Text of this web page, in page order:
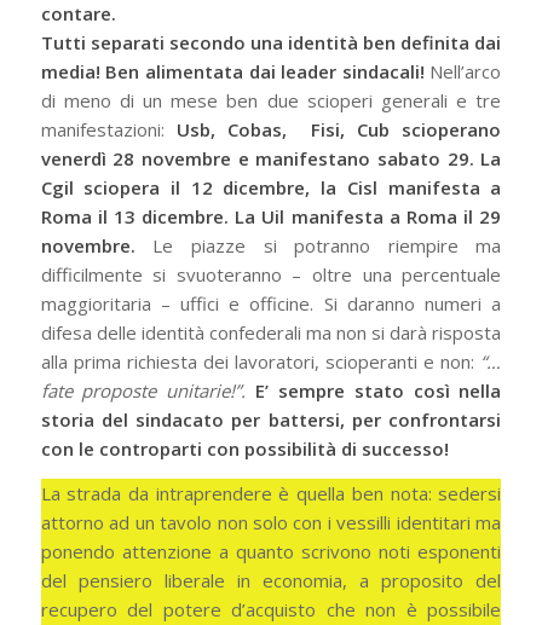
contare.
Tutti separati secondo una identità ben definita dai
media! Ben alimentata dai leader sindacali! Nell’arco
di meno di un mese ben due scioperi generali e tre
manifestazioni: Usb, Cobas, Fisi, Cub scioperano
venerdì 28 novembre e manifestano sabato 29. La
Cgil sciopera il 12 dicembre, la Cisl manifesta a
Roma il 13 dicembre. La Uil manifesta a Roma il 29
novembre. Le piazze si potranno riempire ma
difficilmente si svuoteranno – oltre una percentuale
maggioritaria – uffici e officine. Si daranno numeri a
difesa delle identità confederali ma non si darà risposta
alla prima richiesta dei lavoratori, scioperanti e non: “…
fate proposte unitarie!”. E’ sempre stato così nella
storia del sindacato per battersi, per confrontarsi
con le controparti con possibilità di successo!
La strada da intraprendere è quella ben nota: sedersi
attorno ad un tavolo non solo con i vessilli identitari ma
ponendo attenzione a quanto scrivono noti esponenti
del pensiero liberale in economia, a proposito del
recupero del potere d’acquisto che non è possibile